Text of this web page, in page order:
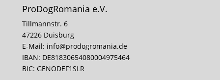
ProDogRomania e.V.
Tillmannstr. 6
47226 Duisburg
E-Mail: info@prodogromania.de
IBAN: DE81830654080004975464
BIC: GENODEF1SLR